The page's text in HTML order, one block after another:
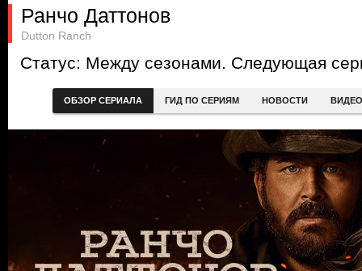
Ранчо Даттонов
Dutton Ranch
Статус: Между сезонами. Следующая
ОБЗОР СЕРИАЛА ГИД ПО СЕРИЯМ НОВОСТИ ВИДЕО